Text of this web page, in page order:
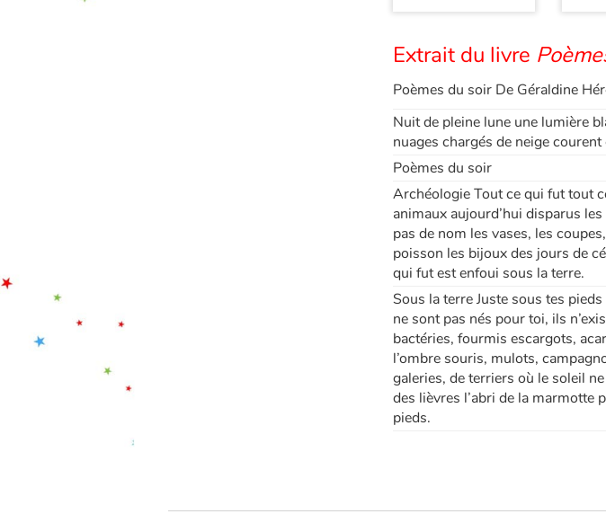
Extrait du livre
Poèmes du soir De Géraldine
Nuit de pleine lune une lumière
nuages chargés de neige
Poèmes du soir
Archéologie Tout ce qui fut tout
animaux aujourd’hui disparus
pas de nom les vases, les
poisson les bijoux des jours de
qui fut est enfoui sous la terre.
Sous la terre Juste sous tes
ne sont pas nés pour toi, ils
bactéries, fourmis escargots,
l’ombre souris, mulots,
galeries, de terriers où le soleil
des lièvres l’abri de la marmotte
pieds.